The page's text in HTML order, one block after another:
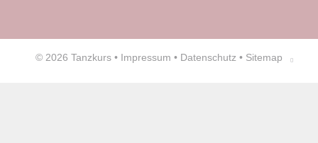
© 2026 Tanzkurs • Impressum • Datenschutz • Sitemap